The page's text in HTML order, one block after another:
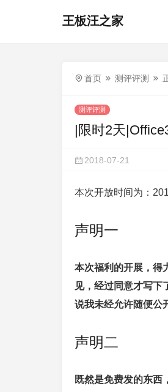
王板汪之家
首页 测评评测
测评评测
|限时2天
2018-07-21
本次开放时间为：
声明一
本次福利的开展，得
见，经过同意才写下
说我未经允许随便公
声明二
既然是免费发的东西